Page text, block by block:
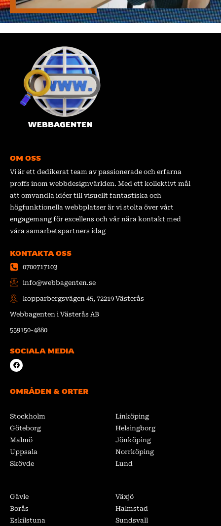
OM OSS
Vi är ett dedikerat team av passionerade och erfarna
proffs inom webbdesignvärlden. Med ett kollektivt mål
att omvandla idéer till visuellt fantastiska och
högfunktionella webbplatser är vi stolta över vårt
engagemang för excellens och vår nära kontakt med
våra samarbetspartners idag
KONTAKTA OSS
0700717103
info@webbagenten.se
kopparbergsvägen 45, 72219 Västerås
Webbagenten i Västerås AB
559150-4880
SOCIALA MEDIA
F
a
c
o
OMRÅDEN & ORTER
Stockholm
Göteborg
Malmö
Uppsala
Skövde
Linköping
Helsingborg
Jönköping
Norrköping
Lund
Gävle
Borås
Eskilstuna
Växjö
Halmstad
Sundsvall